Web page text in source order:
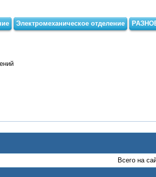
Электромеханическое отделение
Всего на